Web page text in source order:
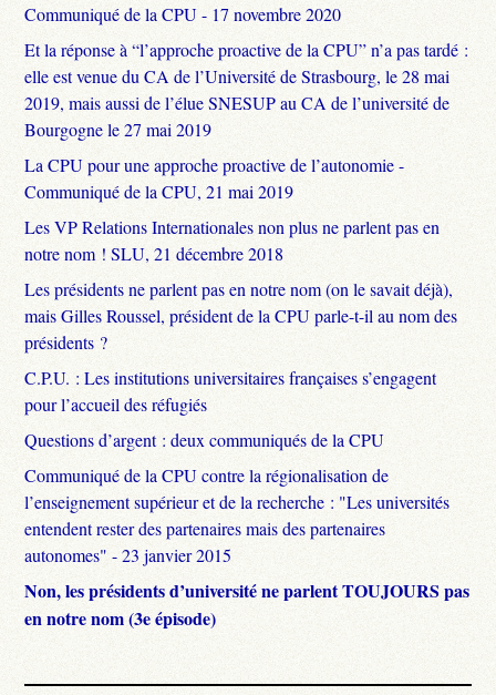
Communiqué de la CPU - 17 novembre 2020
Et la réponse à “l’approche proactive de la CPU” n’a pas tardé :
elle est venue du CA de l’Université de Strasbourg, le 28 mai
2019, mais aussi de l’élue SNESUP au CA de l’université de
Bourgogne le 27 mai 2019
La CPU pour une approche proactive de l’autonomie -
Communiqué de la CPU, 21 mai 2019
Les VP Relations Internationales non plus ne parlent pas en
notre nom ! SLU, 21 décembre 2018
Les présidents ne parlent pas en notre nom (on le savait déjà),
mais Gilles Roussel, président de la CPU parle-t-il au nom des
présidents ?
C.P.U. : Les institutions universitaires françaises s’engagent
pour l’accueil des réfugiés
Questions d’argent : deux communiqués de la CPU
Communiqué de la CPU contre la régionalisation de
l’enseignement supérieur et de la recherche : "Les universités
entendent rester des partenaires mais des partenaires
autonomes" - 23 janvier 2015
Non, les présidents d’université ne parlent TOUJOURS pas
en notre nom (3e épisode)